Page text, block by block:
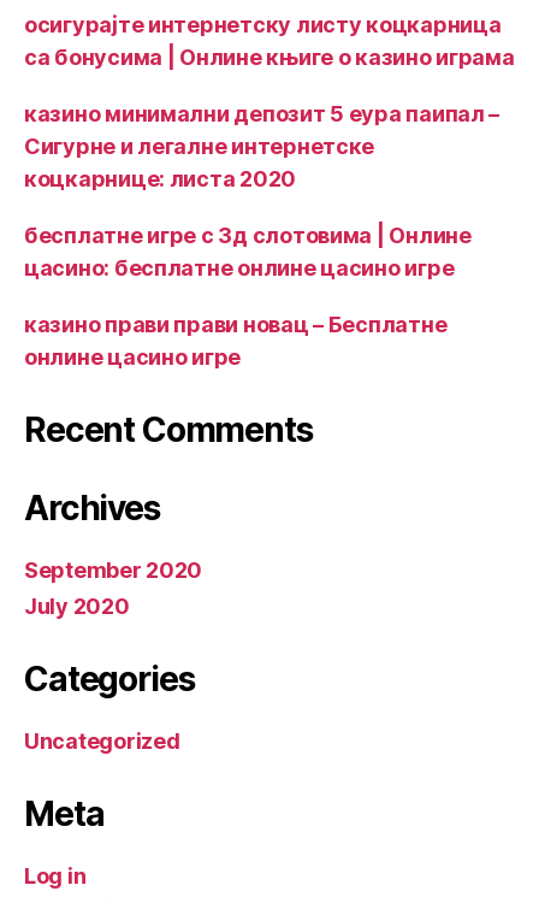
осигурајте интернетску листу коцкарница
са бонусима | Онлине књиге о казино играма
казино минимални депозит 5 еура паипал –
Сигурне и легалне интернетске
коцкарнице: листа 2020
бесплатне игре с 3д слотовима | Онлине
цасино: бесплатне онлине цасино игре
казино прави прави новац – Бесплатне
онлине цасино игре
Recent Comments
Archives
September 2020
July 2020
Categories
Uncategorized
Meta
Log in